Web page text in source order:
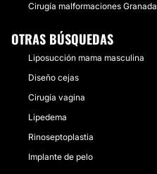
Cirugía malformaciones Granada
OTRAS BÚSQUEDAS
Liposucción mama masculina
Diseño cejas
Cirugía vagina
Lipedema
Rinoseptoplastia
Implante de pelo